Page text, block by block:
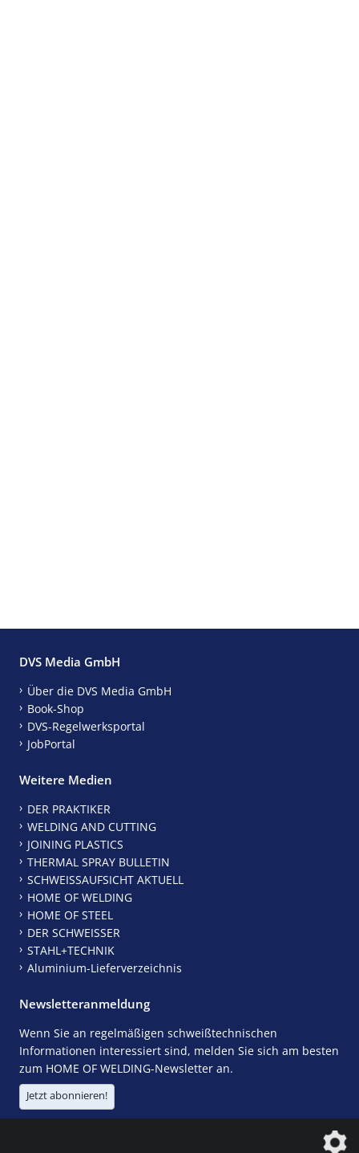
DVS Media GmbH
Über die DVS Media GmbH
Book-Shop
DVS-Regelwerksportal
JobPortal
Weitere Medien
DER PRAKTIKER
WELDING AND CUTTING
JOINING PLASTICS
THERMAL SPRAY BULLETIN
SCHWEISSAUFSICHT AKTUELL
HOME OF WELDING
HOME OF STEEL
DER SCHWEISSER
STAHL+TECHNIK
Aluminium-Lieferverzeichnis
Newsletteranmeldung
Wenn Sie an regelmäßigen schweißtechnischen
Informationen interessiert sind, melden Sie sich am besten
zum HOME OF WELDING-Newsletter an.
Jetzt abonnieren!